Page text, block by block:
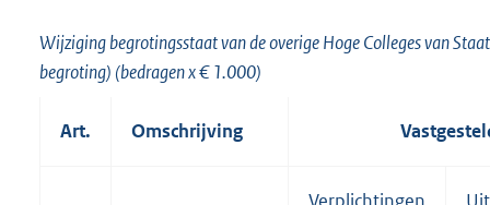
Wijziging begrotingsstaat van de overige Hoge Colleges van
begroting) (bedragen x € 1.000)
Art. Omschrijving